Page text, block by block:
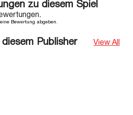
zu diesem Spiel
Bewertung abgeben.
Publisher View All